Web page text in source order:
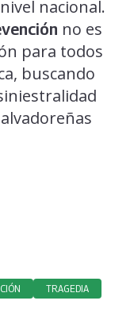
nacional.
no es
para todos
buscando
TRAGEDIA